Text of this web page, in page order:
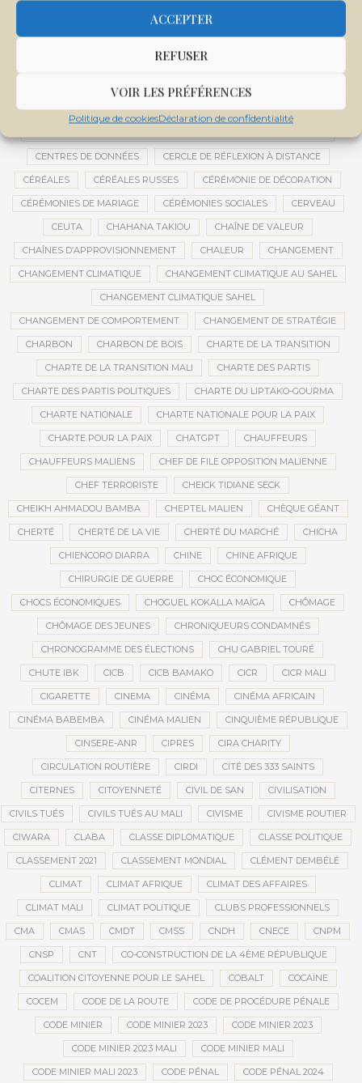
ACCEPTER
REFUSER
VOIR LES PRÉFÉRENCES
Politique de cookiesDéclaration de confidentialité
CENTRALE SOLAIRE DE SANANKOROBA
CENTRE D'INTELLIGENCE ARTIFICIELLE
CENTRE DE SANTÉ COMMUNAUTAIRE
CENTRE INTERNATIONAL DE CONFÉRENCES DE BAMAKO
CENTRE MALI
CENTRES DE DONNÉES CERCLE DE RÉFLEXION À DISTANCE
CÉRÉALES CÉRÉALES RUSSES CÉRÉMONIE DE DÉCORATION
CÉRÉMONIES DE MARIAGE CÉRÉMONIES SOCIALES CERVEAU
CEUTA CHAHANA TAKIOU CHAÎNE DE VALEUR
CHAÎNES D’APPROVISIONNEMENT CHALEUR CHANGEMENT
CHANGEMENT CLIMATIQUE CHANGEMENT CLIMATIQUE AU SAHEL
CHANGEMENT CLIMATIQUE SAHEL
CHANGEMENT DE COMPORTEMENT CHANGEMENT DE STRATÉGIE
CHARBON CHARBON DE BOIS CHARTE DE LA TRANSITION
CHARTE DE LA TRANSITION MALI CHARTE DES PARTIS
CHARTE DES PARTIS POLITIQUES CHARTE DU LIPTAKO-GOURMA
CHARTE NATIONALE CHARTE NATIONALE POUR LA PAIX
CHARTE POUR LA PAIX CHATGPT CHAUFFEURS
CHAUFFEURS MALIENS CHEF DE FILE OPPOSITION MALIENNE
CHEF TERRORISTE CHEICK TIDIANE SECK
CHEIKH AHMADOU BAMBA CHEPTEL MALIEN CHÈQUE GÉANT
CHERTÉ CHERTÉ DE LA VIE CHERTÉ DU MARCHÉ CHICHA
CHIENCORO DIARRA CHINE CHINE AFRIQUE
CHIRURGIE DE GUERRE CHOC ÉCONOMIQUE
CHOCS ÉCONOMIQUES CHOGUEL KOKALLA MAÏGA CHÔMAGE
CHÔMAGE DES JEUNES CHRONIQUEURS CONDAMNÉS
CHRONOGRAMME DES ÉLECTIONS CHU GABRIEL TOURÉ
CHUTE IBK CICB CICB BAMAKO CICR CICR MALI
CIGARETTE CINEMA CINÉMA CINÉMA AFRICAIN
CINÉMA BABEMBA CINÉMA MALIEN CINQUIÈME RÉPUBLIQUE
CINSERE-ANR CIPRES CIRA CHARITY
CIRCULATION ROUTIÈRE CIRDI CITÉ DES 333 SAINTS
CITERNES CITOYENNETÉ CIVIL DE SAN CIVILISATION
CIVILS TUÉS CIVILS TUÉS AU MALI CIVISME CIVISME ROUTIER
CIWARA CLABA CLASSE DIPLOMATIQUE CLASSE POLITIQUE
CLASSEMENT 2021 CLASSEMENT MONDIAL CLÉMENT DEMBÉLÉ
CLIMAT CLIMAT AFRIQUE CLIMAT DES AFFAIRES
CLIMAT MALI CLIMAT POLITIQUE CLUBS PROFESSIONNELS
CMA CMAS CMDT CMSS CNDH CNECE CNPM
CNSP CNT CO-CONSTRUCTION DE LA 4ÈME RÉPUBLIQUE
COALITION CITOYENNE POUR LE SAHEL COBALT COCAÏNE
COCEM CODE DE LA ROUTE CODE DE PROCÉDURE PÉNALE
CODE MINIER CODE MINIER 2023 CODE MINIER 2023
CODE MINIER 2023 MALI CODE MINIER MALI
CODE MINIER MALI 2023 CODE PÉNAL CODE PÉNAL 2024